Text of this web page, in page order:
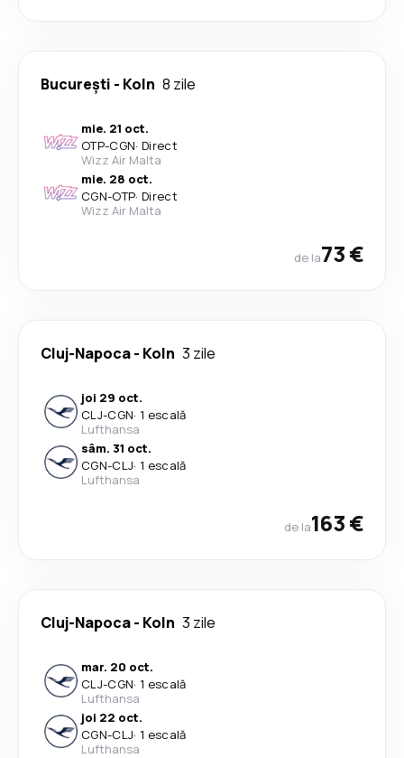
București - Koln 8 zile
mie. 21 oct.
OTP-CGN· Direct
Wizz Air Malta
mie. 28 oct.
CGN-OTP· Direct
Wizz Air Malta
de la73 €
Cluj-Napoca- Koln 3 zile
joi 29 oct.
CLJ-CGN· 1 escală
Lufthansa
sâm. 31 oct.
CGN-CLJ· 1 escală
Lufthansa
de la163 €
Cluj-Napoca- Koln 3 zile
mar. 20 oct.
CLJ-CGN· 1 escală
Lufthansa
joi 22 oct.
CGN-CLJ· 1 escală
Lufthansa